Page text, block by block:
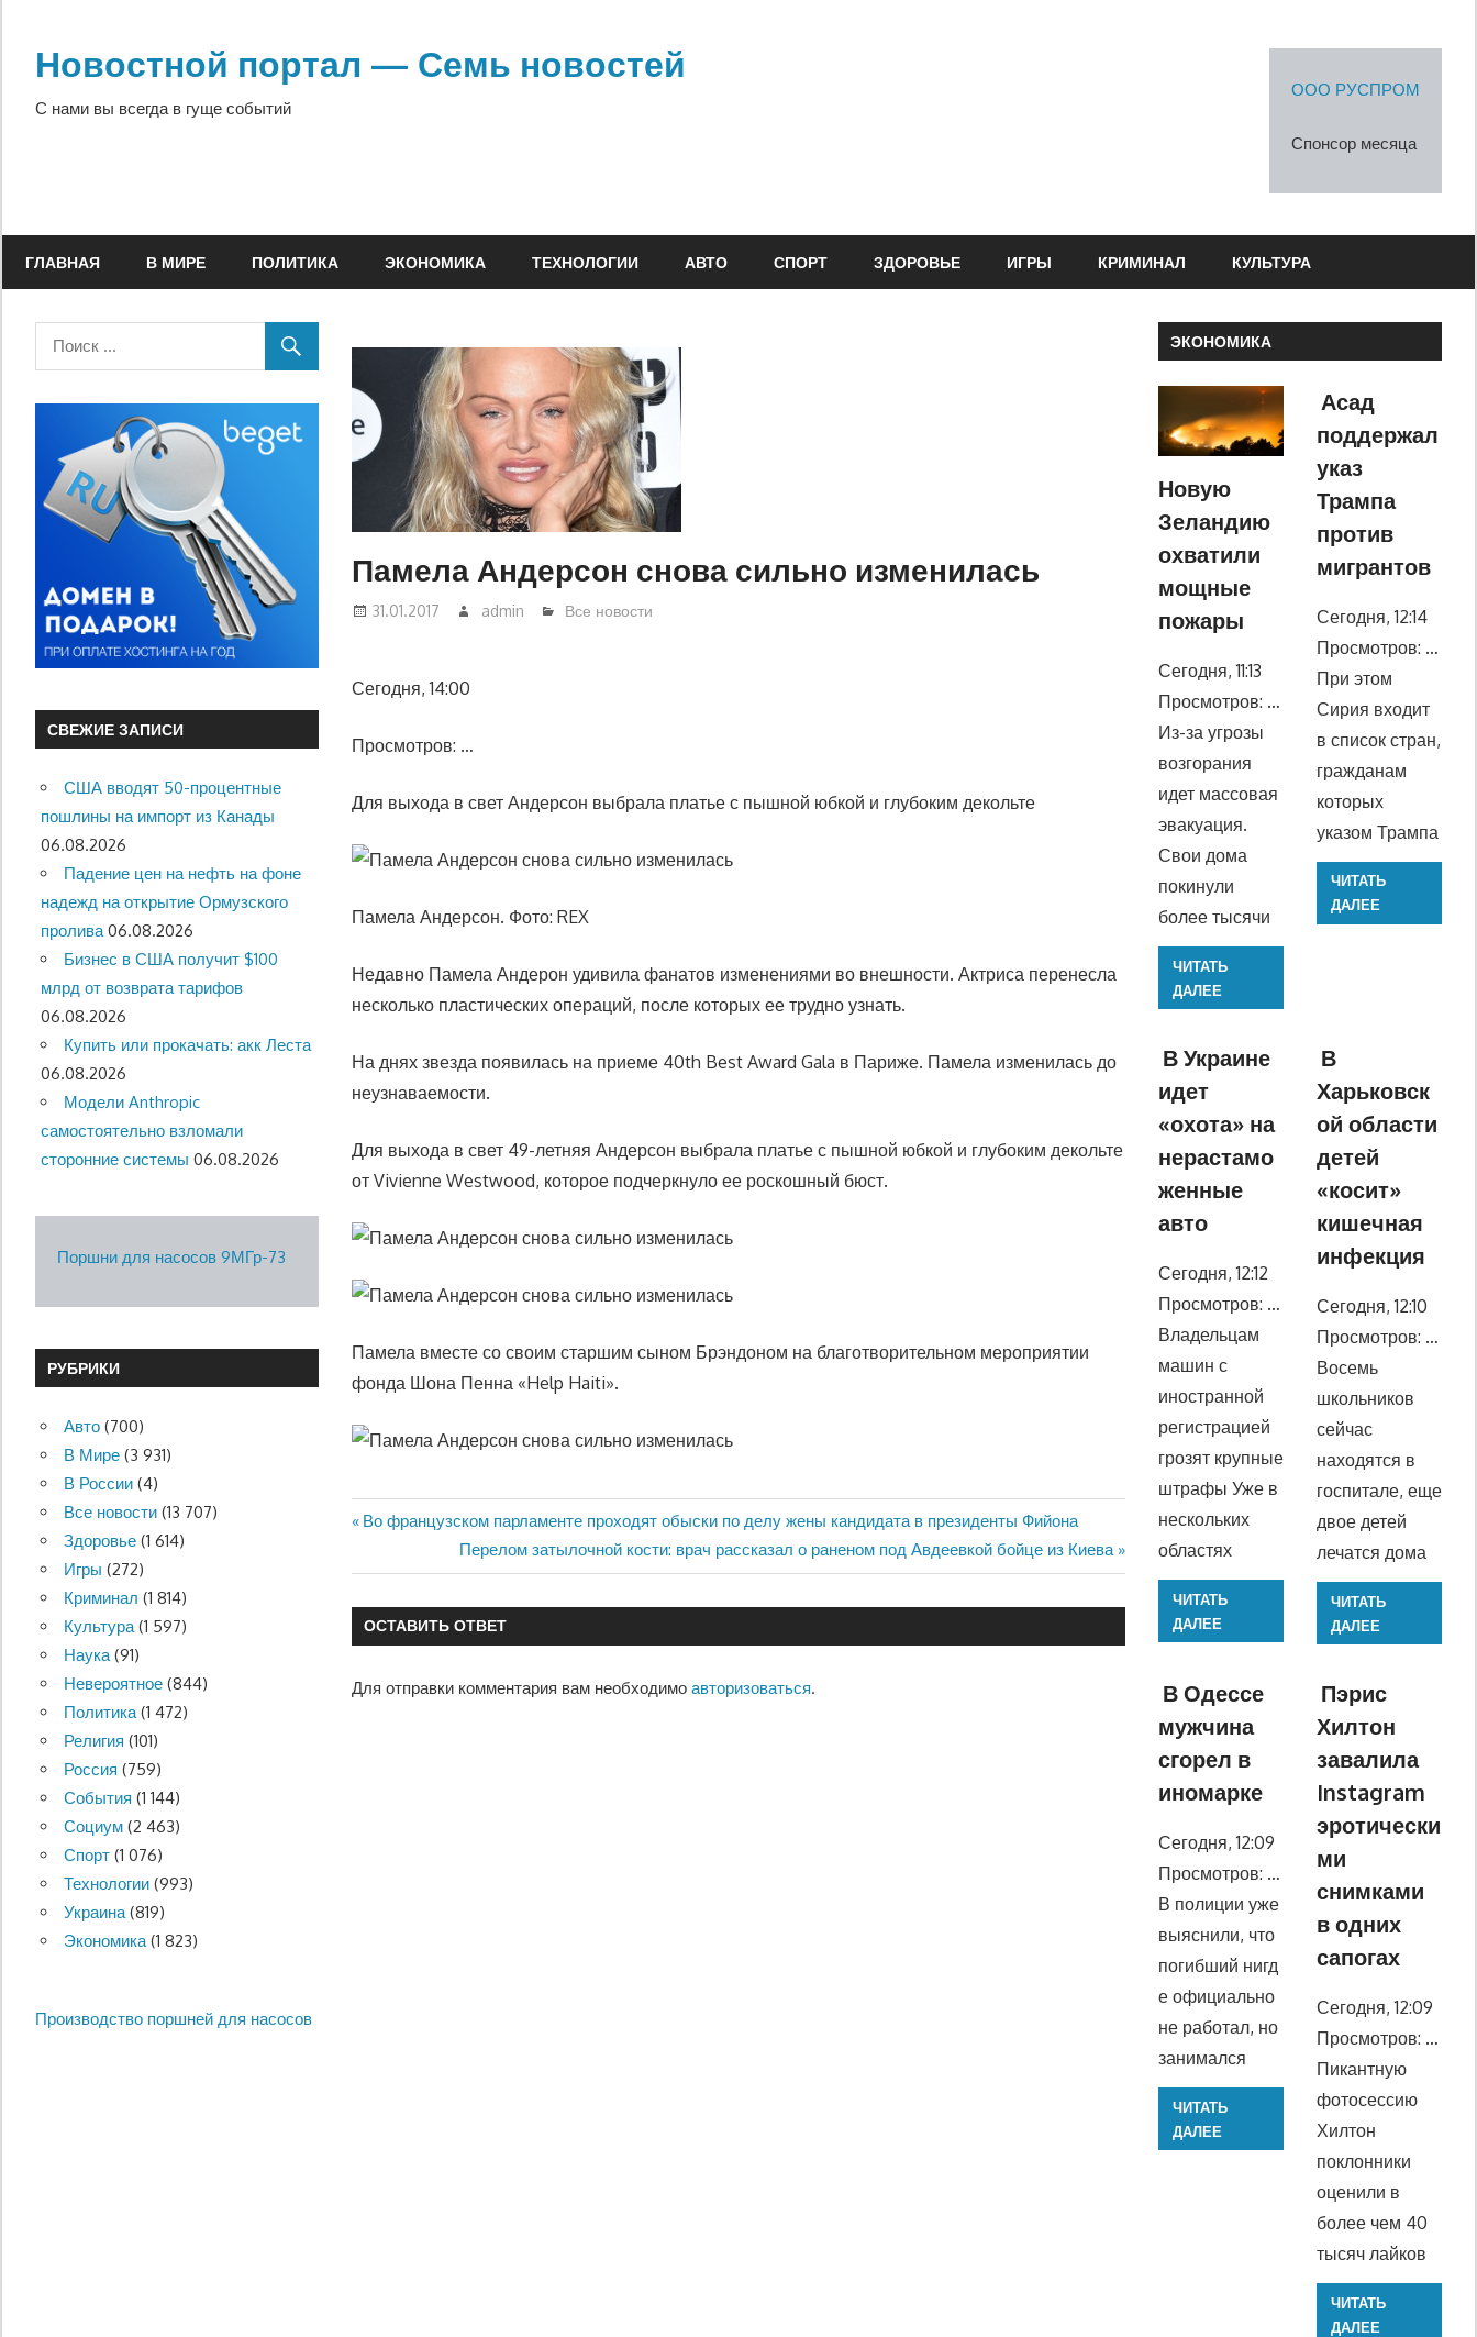
содержимому
Новостной портал — Семь новостей
С нами вы всегда в гуще событий
ООО РУСПРОМ
Спонсор месяца
ГЛАВНАЯ В МИРЕ ПОЛИТИКА ЭКОНОМИКА ТЕХНОЛОГИИ АВТО СПОРТ ЗДОРОВЬЕ ИГРЫ КРИМИНАЛ КУЛЬТУРА
Памела Андерсон снова сильно изменилась
31.01.2017 admin Все новости
Сегодня, 14:00
Просмотров: …
Для выхода в свет Андерсон выбрала платье с пышной юбкой и глубоким декольте
Памела Андерсон. Фото: REX
Недавно Памела Андерон удивила фанатов изменениями во внешности. Актриса перенесла
несколько пластических операций, после которых ее трудно узнать.
На днях звезда появилась на приеме 40th Best Award Gala в Париже. Памела изменилась до
неузнаваемости.
Для выхода в свет 49-летняя Андерсон выбрала платье с пышной юбкой и глубоким декольте
от Vivienne Westwood, которое подчеркнуло ее роскошный бюст.
Памела вместе со своим старшим сыном Брэндоном на благотворительном мероприятии
фонда Шона Пенна «Help Haiti».
Навигация
записям
Предыдущая
Во французском парламенте проходят обыски по делу жены кандидата в президенты Фийона
Следующая
запись:
Перелом затылочной кости: врач рассказал о раненом под Авдеевкой бойце из Киева
ОСТАВИТЬ ОТВЕТ
Для отправки комментария вам необходимоавторизоваться.
СВЕЖИЕ ЗАПИСИ
США вводят 50-процентные
пошлины на импорт из Канады
06.08.2026
Падение цен на нефть на фоне
надежд на открытие Ормузского
пролива 06.08.2026
Бизнес в США получит $100
млрд от возврата тарифов
06.08.2026
Купить или прокачать: акк Леста
06.08.2026
Модели Anthropic
самостоятельно взломали
сторонние системы 06.08.2026
Поршни для насосов 9МГр-73
РУБРИКИ
Авто(700)
В Мире(3 931)
В России(4)
Все новости(13 707)
Здоровье(1 614)
Игры (272)
Криминал (1 814)
Культура(1 597)
Наука(91)
Невероятное(844)
Политика(1 472)
Религия (101)
Россия (759)
События (1 144)
Социум(2 463)
Спорт(1 076)
Технологии(993)
Украина(819)
Экономика(1 823)
Производство поршней для насосов
ЭКОНОМИКА
Новую
Зеландию
охватили
мощные
пожары
Сегодня, 11:13
Просмотров: …
Из-за угрозы
возгорания
идет массовая
эвакуация.
Свои дома
покинули
более тысячи
ЧИТАТЬ
ДАЛЕЕ
Асад
поддержал
указ
Трампа
против
мигрантов
Сегодня, 12:14
Просмотров: …
При этом
Сирия входит
в список стран,
гражданам
которых
указом Трампа
ЧИТАТЬ
ДАЛЕЕ
В Украине
идет
«охота» на
нерастамо
женные
авто
Сегодня, 12:12
Просмотров: …
Владельцам
машин с
иностранной
регистрацией
грозят крупные
штрафы Уже в
нескольких
областях
ЧИТАТЬ
ДАЛЕЕ
В
Харьковск
ой области
детей
«косит»
кишечная
инфекция
Сегодня, 12:10
Просмотров: …
Восемь
школьников
сейчас
находятся в
госпитале, еще
двое детей
лечатся дома
ЧИТАТЬ
ДАЛЕЕ
В Одессе
мужчина
сгорел в
иномарке
Сегодня, 12:09
Просмотров: …
В полиции уже
выяснили, что
погибший нигд
е официально
не работал, но
занимался
ЧИТАТЬ
ДАЛЕЕ
Пэрис
Хилтон
завалила
Instagram
эротически
ми
снимками
в одних
сапогах
Сегодня, 12:09
Просмотров: …
Пикантную
фотосессию
Хилтон
поклонники
оценили в
более чем 40
тысяч лайков
ЧИТАТЬ
ДАЛЕЕ